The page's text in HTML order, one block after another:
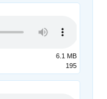
6.1 MB
195